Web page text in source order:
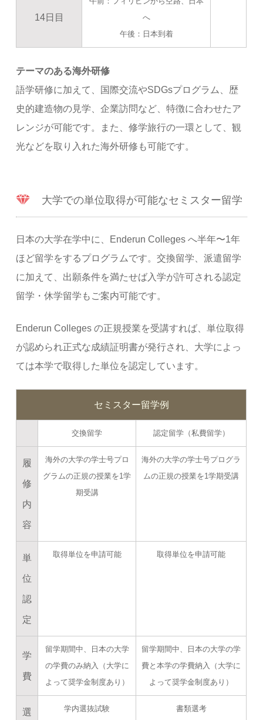
14日目
へ
午後：日本到着
テーマのある海外研修
語学研修に加えて、国際交流やSDGsプログラム、歴
史的建造物の見学、企業訪問など、特徴に合わせたア
レンジが可能です。また、修学旅行の一環として、観
光などを取り入れた海外研修も可能です。
大学での単位取得が可能なセミスター留学
日本の大学在学中に、Enderun Colleges へ半年〜1年
ほど留学をするプログラムです。交換留学、派遣留学
に加えて、出願条件を満たせば入学が許可される認定
留学・休学留学もご案内可能です。
Enderun Colleges の正規授業を受講すれば、単位取得
が認められ正式な成績証明書が発行され、大学によっ
ては本学で取得した単位を認定しています。
セミスター留学例
交換留学 認定留学（私費留学）
履
修
内
容
海外の大学の学士号プロ
グラムの正規の授業を1学
期受講
海外の大学の学士号プログラ
ムの正規の授業を1学期受講
単
位
認
定
取得単位を申請可能 取得単位を申請可能
学
費
留学期間中、日本の大学
の学費のみ納入（大学に
よって奨学金制度あり）
留学期間中、日本の大学の学
費と本学の学費納入（大学に
よって奨学金制度あり）
選 学内選抜試験 書類選考